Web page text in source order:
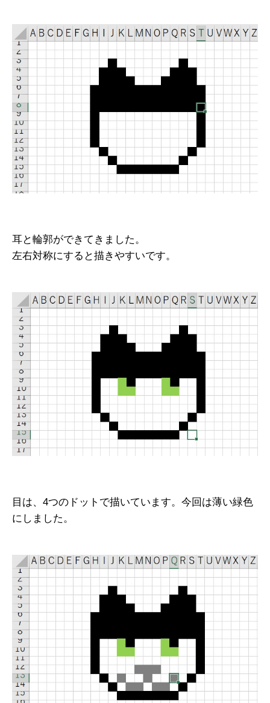
耳と輪郭ができてきました。
左右対称にすると描きやすいです。
目は、4つのドットで描いています。今回は薄い緑色
にしました。